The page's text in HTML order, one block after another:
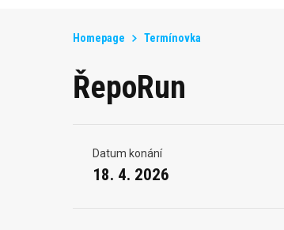
Homepage Termínovka
ŘepoRun
Datum konání
18. 4. 2026